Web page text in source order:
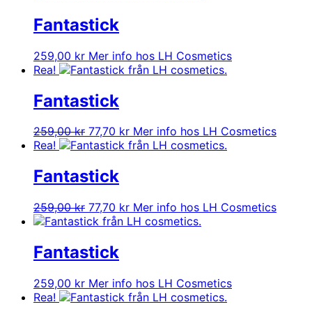
var:
259,00 kr.
Fantastick
259,00 kr Mer info hos LH Cosmetics
Rea!
Fantastick
259,00kr Det
ursprungliga
var:
259,00 kr.
77,70 krDet
nuvarande
Mer info hos LH Cosmetics
Rea!
Fantastick
259,00kr Det
ursprungliga
var:
259,00 kr.
77,70 krDet
nuvarande
Mer info hos LH Cosmetics
Fantastick
259,00 kr Mer info hos LH Cosmetics
Rea!